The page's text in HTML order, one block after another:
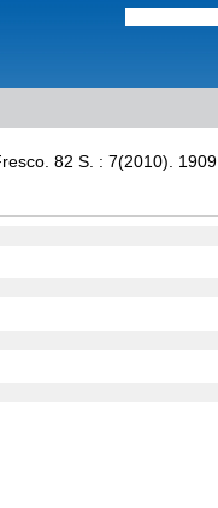
82 S. : 7(2010). 1909